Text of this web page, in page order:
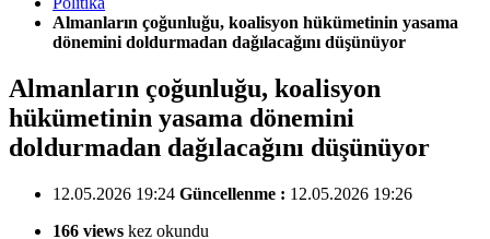
Almanların çoğunluğu, koalisyon hükümetinin yasama
dönemini doldurmadan dağılacağını düşünüyor
Almanların çoğunluğu, koalisyon
hükümetinin yasama dönemini
doldurmadan dağılacağını düşünüyor
12.05.2026 19:24 Güncellenme : 12.05.2026 19:26
166 views kez okundu